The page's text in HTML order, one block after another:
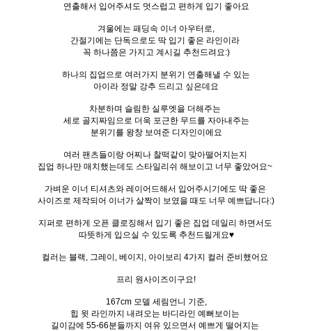
연출해서 입어주셔도 멋스럽고 편하게 입기 좋아요
겨울에는 패딩속 이너 아우터로,
간절기에는 단독으로도 딱 입기 좋은 라인이라
꼭 하나쯤은 가지고 계시길 추천드려요:)
하나의 집업으로 여러가지 분위기 연출해낼 수 있는
아이라 정말 강추 드리고 싶은데요
차분하며 슬림한 실루엣을 더해주는
세로 골지짜임으로 더욱 포근한 무드를 자아내주는
분위기를 왕창 보여준 디자인이에요
여러 팬츠들이랑 어찌나 찰떡같이 맞아떨어지는지
집업 하나만 매치했는데도 스타일리쉬 해보이고 너무 좋았어요~
가벼운 이너 티셔츠와 레이어드해서 입어주시기에도 딱 좋은
사이즈로 제작되어 이너가 살짝이 보였을 때도 너무 예쁘답니다:)
지퍼로 편하게 오픈 클로징해서 입기 좋은 집업 데일리 하면서도
따뜻하게 입으실 수 있도록 추천드릴게요♥
컬러는 블랙, 그레이, 베이지, 아이보리 4가지 컬러 준비했어요
프리 원사이즈이구요!
167cm 모델 세림언니 기준,
힙 윗 라인까지 내려오는 바디라인 예뻐보이는
길이감에 55-66분들까지 여유 있으면서 예쁘게 떨어지는